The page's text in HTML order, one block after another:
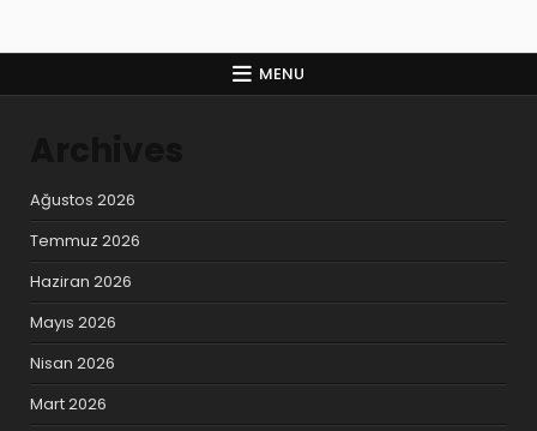
MENU
Ağustos 2026
Temmuz 2026
Haziran 2026
Mayıs 2026
Nisan 2026
Mart 2026